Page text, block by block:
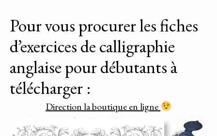
Pour vous procurer les fiches
d’exercices de calligraphie
anglaise pour débutants à
télécharger :
Direction la boutique en ligne